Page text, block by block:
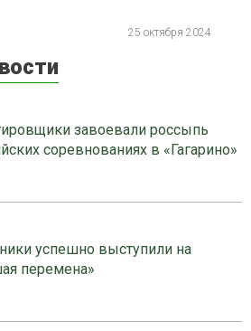
25 октября 2024
завоевали россыпь
соревнованиях в «Гагарино»
успешно выступили на
перемена»